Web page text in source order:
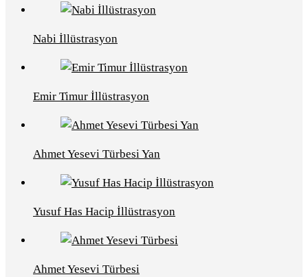
Nabi İllüstrasyon
Emir Timur İllüstrasyon
Ahmet Yesevi Türbesi Yan
Yusuf Has Hacip İllüstrasyon
Ahmet Yesevi Türbesi